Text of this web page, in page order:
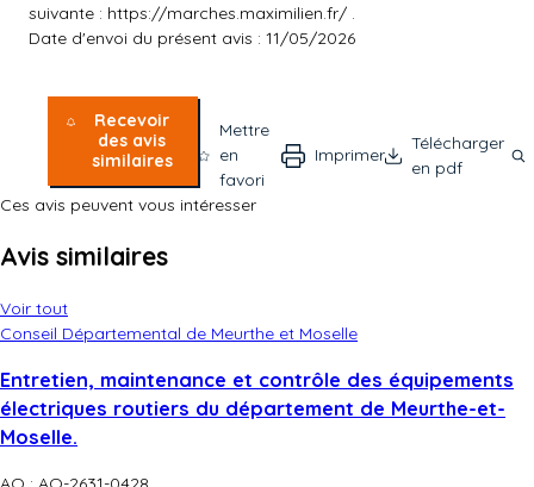
suivante : https://marches.maximilien.fr/ .
Date d'envoi du présent avis : 11/05/2026
Recevoir
des avis
similaires
Mettre
en
favori
Imprimer
Télécharger
en pdf
Ces avis peuvent vous intéresser
Avis similaires
Voir tout
Conseil Départemental de Meurthe et Moselle
Entretien, maintenance et contrôle des équipements
électriques routiers du département de Meurthe-et-
Moselle.